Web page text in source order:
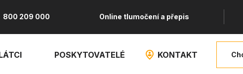
800 209 000 Online tlumočení a přepis
POSKYTOVATELÉ KONTAKT